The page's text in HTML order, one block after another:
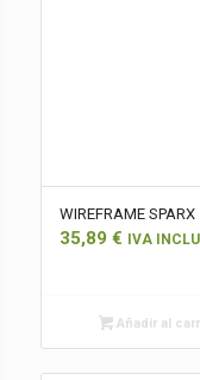
WIREFRAME SPARX
35,89 € IVA
Añadir al